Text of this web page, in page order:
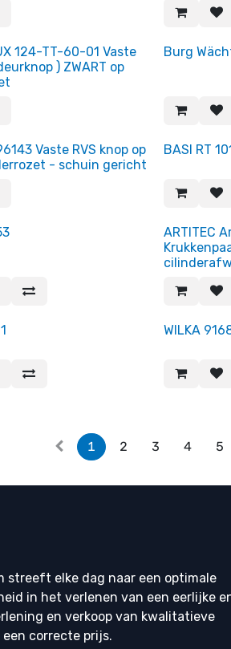
124-TT-60-01 Vaste
) ZWART op
Burg
Einde reeks!
Vaste RVS knop op
- schuin gericht
BASI RT
ARTITEC
WILKA
1 2 3 4 5
streeft elke dag naar een optimale
in het verlenen van een eerlijke
en verkoop van kwalitatieve
correcte prijs.